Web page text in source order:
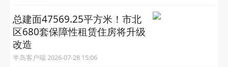
总建面47569.25平方米！市北
区680套保障性租赁住房将升级
改造
半岛客户端 2026-07-28 15:06